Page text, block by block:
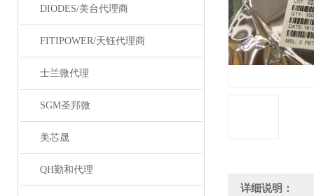
DIODES/美台代理商
FITIPOWER/天钰代理商
士兰微代理
SGM圣邦微
美芯晟
QH勤和代理
详细说明：